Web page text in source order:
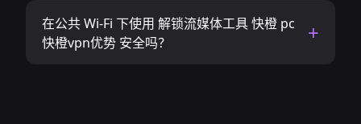
在公共 Wi-Fi 下使用 解锁流媒体工具 快橙 pc
快橙vpn优势 安全吗？